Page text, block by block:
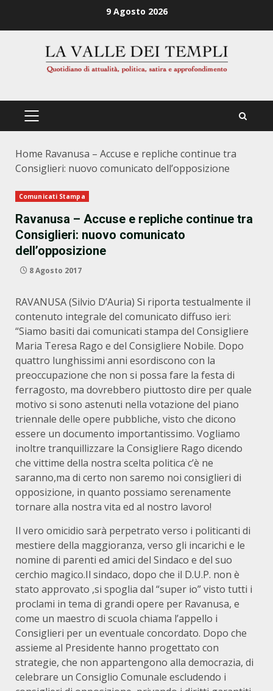
9 Agosto 2026
PRIMÄRES
Home Ravanusa – Accuse e repliche continue tra
Consiglieri: nuovo comunicato dell’opposizione
Comunicati Stampa
Ravanusa – Accuse e repliche continue tra
Consiglieri: nuovo comunicato
dell’opposizione
8 Agosto 2017
RAVANUSA (Silvio D’Auria) Si riporta testualmente il
contenuto integrale del comunicato diffuso ieri:
“Siamo basiti dai comunicati stampa del Consigliere
Maria Teresa Rago e del Consigliere Nobile. Dopo
quattro lunghissimi anni esordiscono con la
preoccupazione che non si possa fare la festa di
ferragosto, ma dovrebbero piuttosto dire per quale
motivo si sono astenuti nella votazione del piano
triennale delle opere pubbliche, visto che dicono
essere un documento importantissimo. Vogliamo
inoltre tranquillizzare la Consigliere Rago dicendo
che vittime della nostra scelta politica c’è ne
saranno,ma di certo non saremo noi consiglieri di
opposizione, in quanto possiamo serenamente
tornare alla nostra vita ed al nostro lavoro!
Il vero omicidio sarà perpetrato verso i politicanti di
mestiere della maggioranza, verso gli incarichi e le
nomine di parenti ed amici del Sindaco e del suo
cerchio magico.Il sindaco, dopo che il D.U.P. non è
stato approvato ,si spoglia dal “super io” visto tutti i
proclami in tema di grandi opere per Ravanusa, e
come un maestro di scuola chiama l’appello i
Consiglieri per un eventuale concordato. Dopo che
assieme al Presidente hanno progettato con
strategie, che non appartengono alla democrazia, di
celebrare un Consiglio Comunale escludendo i